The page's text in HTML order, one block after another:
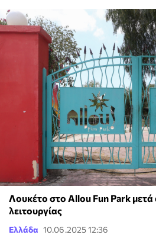
Λουκέτο στο Allou Fun Park μετά
λειτουργίας
Ελλάδα 10.06.2025 12:36